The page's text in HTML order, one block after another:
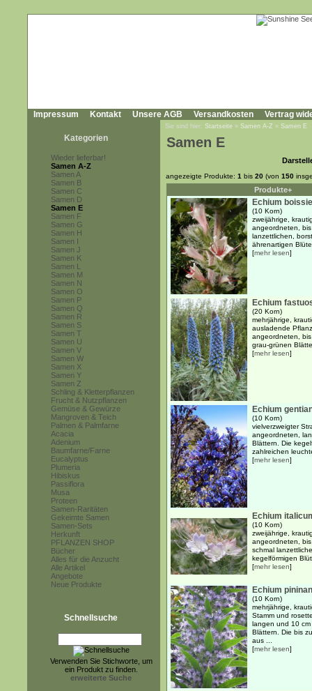
Impressum Kontakt Unsere AGB Versandkosten Vertrag
Kategorien
Wieder lieferbar!
Samen A-Z
Samen A
Samen B
Samen C
Samen D
Samen E
Samen F
Samen G
Samen H
Samen I
Samen J
Samen K
Samen L
Samen M
Samen N
Samen O
Samen P
Samen Q
Samen R
Samen S
Samen T
Samen U
Samen V
Samen W
Samen X
Samen Y
Samen Z
Schling & Kletterpflanzen
Frucht & Nutzpflanzen
Gemüse & Gewürze
Mangroven & Teich
Palmen & Palmfarne
Acacia
Adenium
Baumfarne/Farne
Eucalyptus
Plumeria
Hibiskus
Passiflora
Musa
Proteen
Samen-Raritäten
Gekeimte Samen
Samen-Sets
Herkunft
PFLANZEN SHOP
Bücher
Alles für die Anzucht
Alle Artikel
Angebote
Neue Produkte
Schnellsuche
Verwenden Sie Stichworte, um
ein Produkt zu finden.
erweiterte Suche
Sie sind hier: Startseite » Samen A-Z » Samen E
Samen E
angezeigte Produkte: 1 bis 20 (von 150
Produkte+
Echium
(10 Korn)
zweijährige,
angeordneten,
lanzettlichen,
ährenartigen
[mehr lesen]
Echium
(20 Korn)
mehrjährige,
ausladende
angeordneten,
grau-grünen
[mehr lesen]
Echium
(10 Korn)
vielverzweigter
angeordneten,
Blättern. Die
zahlreichen
[mehr lesen]
Echium
(10 Korn)
zweijährige,
angeordneten,
schmal
kegelförmigen
[mehr lesen]
Echium
(10 Korn)
mehrjährige,
Stamm und
langen und 10
Blättern. Die bis
aus ...
[mehr lesen]